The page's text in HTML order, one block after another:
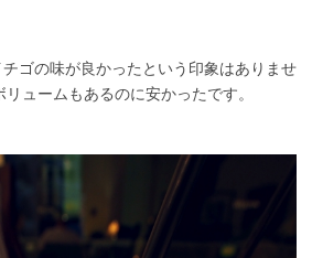
ゴの味が良かったという印象はありませ
ュームもあるのに安かったです。